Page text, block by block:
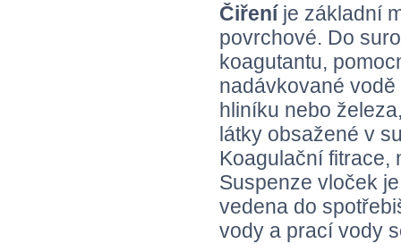
Čiření je základní
povrchové. Do
koagutantu,
nadávkované
hliníku nebo
látky obsažené v
Koagulační fitrace,
Suspenze vloček
vedena do
vody a prací vody